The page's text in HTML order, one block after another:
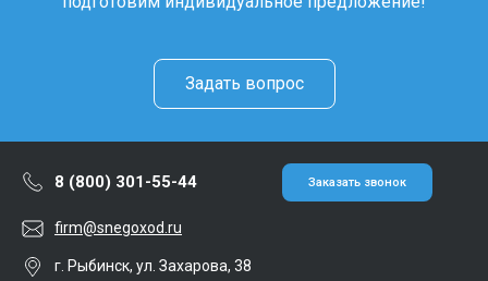
Задать вопрос
8 (800) 301-55-44 Заказать звонок
firm@snegoxod.ru
г. Рыбинск, ул. Захарова, 38